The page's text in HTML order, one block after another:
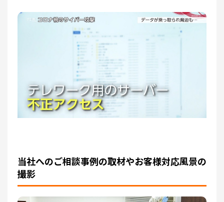
当社へのご相談事例の取材やお客様対応風景の
撮影